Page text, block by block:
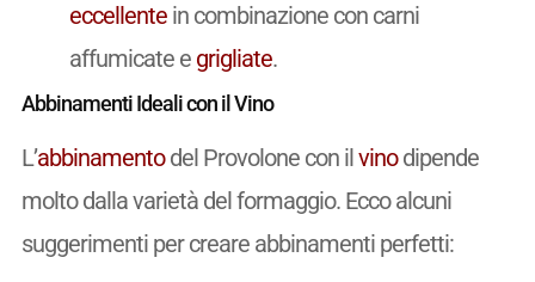
eccellentein combinazione con carni
affumicate e grigliate.
Abbinamenti Ideali con il Vino
L’abbinamentodel Provolone con ilvinodipende
molto dalla varietà del formaggio. Ecco alcuni
suggerimenti per creare abbinamenti perfetti: